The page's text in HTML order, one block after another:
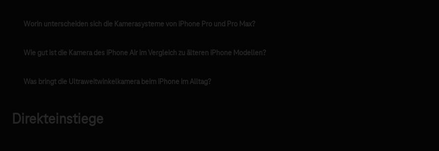
Worin unterscheiden sich die Kamerasysteme von iPhone Pro und Pro Max?
Wie gut ist die Kamera des iPhone Air im Vergleich zu älteren iPhone Modellen?
Was bringt die Ultraweitwinkelkamera beim iPhone im Alltag?
Direkteinstiege